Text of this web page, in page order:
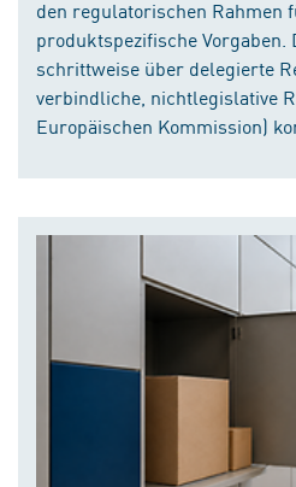
den regulatorischen Rahmen
produktspezifische Vorgaben.
schrittweise über delegierte
verbindliche, nichtlegislative
Europäischen Kommission)